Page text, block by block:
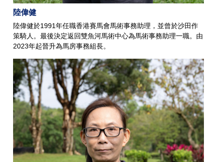
陸偉健
陸偉健於1991年任職香港賽馬會馬術事務助理，並曾於沙田作
策騎人。最後決定返回雙魚河馬術中心為馬術事務助理一職。由
2023年起晉升為馬房事務組長。